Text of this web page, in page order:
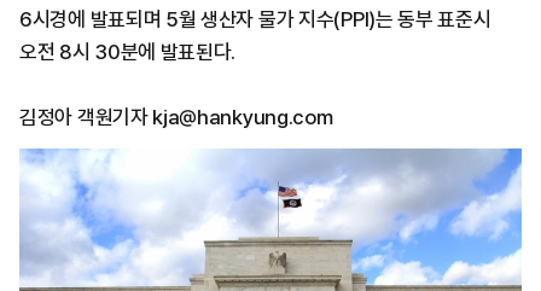
6시경에 발표되며 5월 생산자 물가 지수(PPI)는 동부 표준시
오전 8시 30분에 발표된다.
김정아 객원기자 kja@hankyung.com